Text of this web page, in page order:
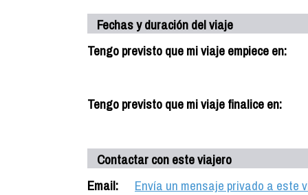
Fechas y duración del viaje
Tengo previsto que mi viaje empiece en:
Tengo previsto que mi viaje finalice en:
Contactar con este viajero
Email:
Envía un mensaje privado a este